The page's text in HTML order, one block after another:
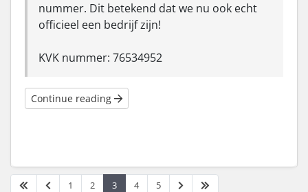
nummer. Dit betekend dat we nu ook echt
officieel een bedrijf zijn!
KVK nummer: 76534952
Continue reading
1 2 3 4 5